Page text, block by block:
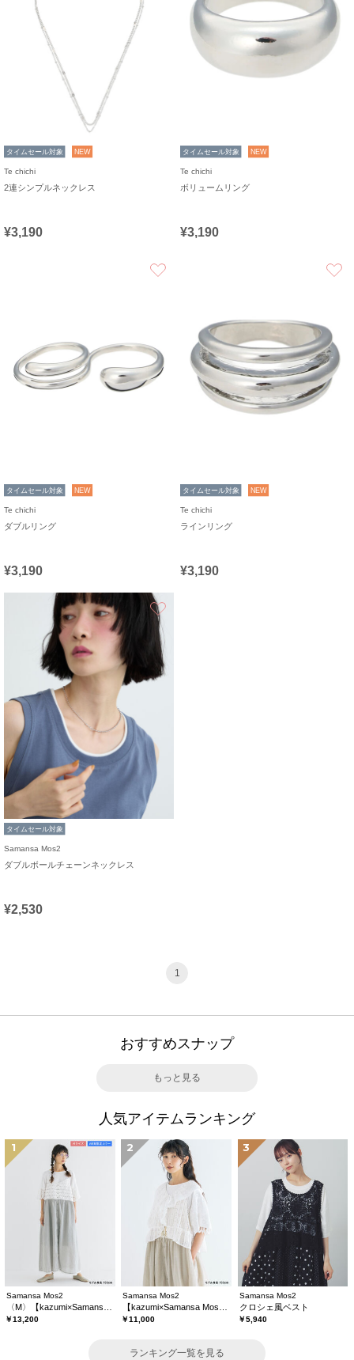
タイムセール対象 NEW
Te chichi
2連シンプルネックレス
¥3,190
タイムセール対象 NEW
Te chichi
ボリュームリング
¥3,190
タイムセール対象 NEW
Te chichi
ダブルリング
¥3,190
タイムセール対象 NEW
Te chichi
ラインリング
¥3,190
タイムセール対象
Samansa Mos2
ダブルボールチェーンネックレス
¥2,530
1
おすすめスナップ
もっと見る
人気アイテムランキング
1
Samansa Mos2
￥13,200
2
Samansa Mos2
￥11,000
3
Samansa Mos2
クロシェ風ベスト
￥5,940
ランキング一覧を見る